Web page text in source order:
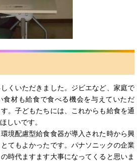
くいただきました。ジビエなど、家庭で
食材も給食で食べる機会を与えていただ
。子どもたちには、これからも給食を通
しいです。
境配慮型給食食器が導入された時から興
てもよかったです。パナソニックの企業
時代ますます大事になってくると思いま